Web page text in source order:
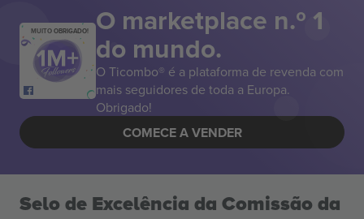
MUITO OBRIGADO! O marketplace n.º 1
do mundo.
O Ticombo® é a plataforma de revenda com
mais seguidores de toda a Europa.
Obrigado!
COMECE A VENDER
Selo de Excelência da Comissão da